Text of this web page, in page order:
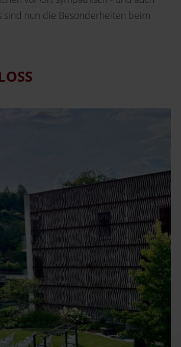
sind nun die Besonderheiten beim